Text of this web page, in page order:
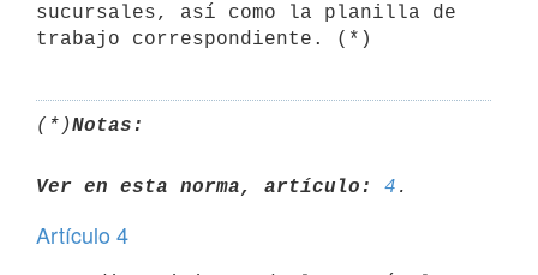
sucursales, así como la planilla de
(*)Notas:
Ver en esta norma, artículo: 4
Artículo 4